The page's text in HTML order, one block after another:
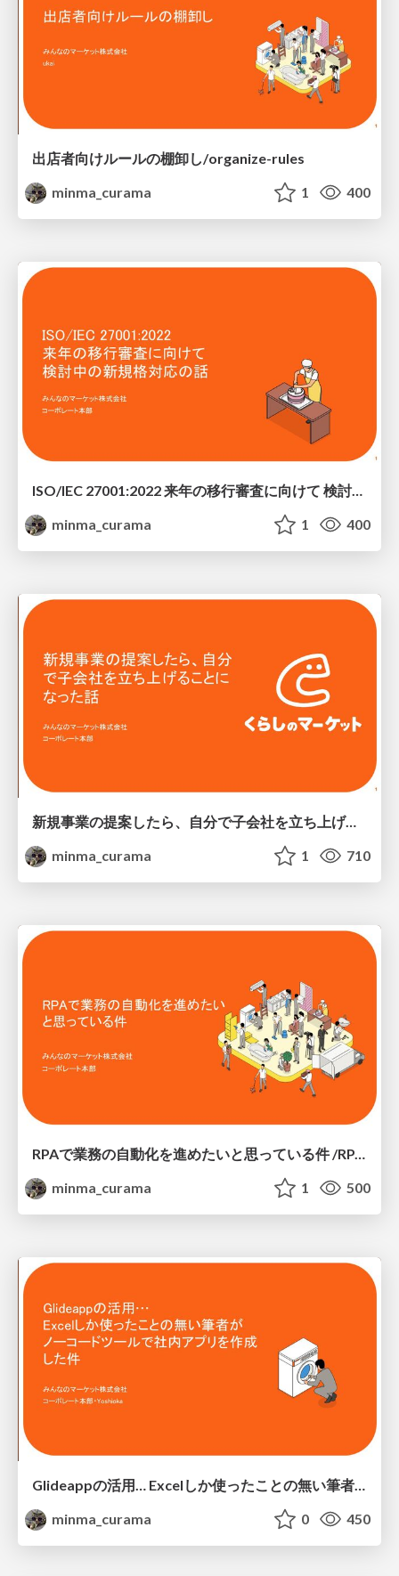
出店者向けルールの棚卸し/organize-rules
minma_curama
1 400
ISO/IEC 27001:2022 来年の移行審査に向けて 検討中の新規格対応の話/ISMS
minma_curama
1 400
新規事業の提案したら、自分で子会社を立ち上げることになった話/set-up-atoinc
minma_curama
1 710
minma_curama
1 500
Glideappの活用… Excelしか使ったことの無い筆者がノーコードツールで社内アプリを作成した件/nocode-app-trial
minma_curama
0 450